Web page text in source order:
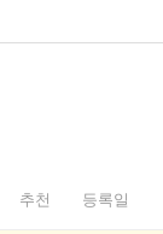
추천 등록일